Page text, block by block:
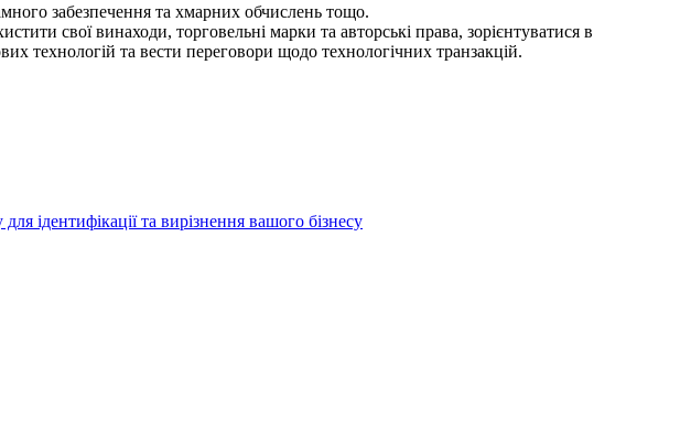
забезпечення та хмарних обчислень тощо.
свої винаходи, торговельні марки та авторські права, зорієнтуватися в
технологій та вести переговори щодо технологічних транзакцій.
ідентифікації та вирізнення вашого бізнесу